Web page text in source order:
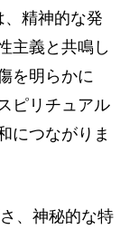
精神的な発
主義と共鳴し
を明らかに
ピリチュアル
につながりま
、神秘的な特